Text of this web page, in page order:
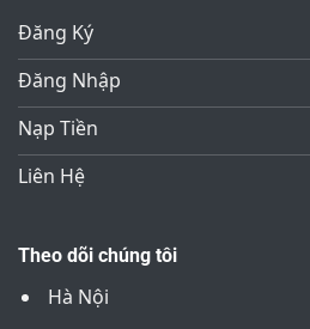
Đăng Ký
Đăng Nhập
Nạp Tiền
Liên Hệ
Theo dõi chúng tôi
Hà Nội